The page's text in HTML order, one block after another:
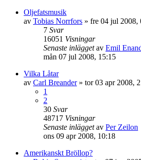
Oljefatsmusik
av Tobias Norrfors » fre 04 jul 2008,
7 Svar
16051 Visningar
Senaste inläggetav Emil
mån 07 jul 2008, 15:15
Vilka Låtar
av Carl Breander» tor 03 apr 2008,
1
2
30 Svar
48717 Visningar
Senaste inläggetav Per Zeilon
ons 09 apr 2008, 10:18
Amerikanskt Bröllop?